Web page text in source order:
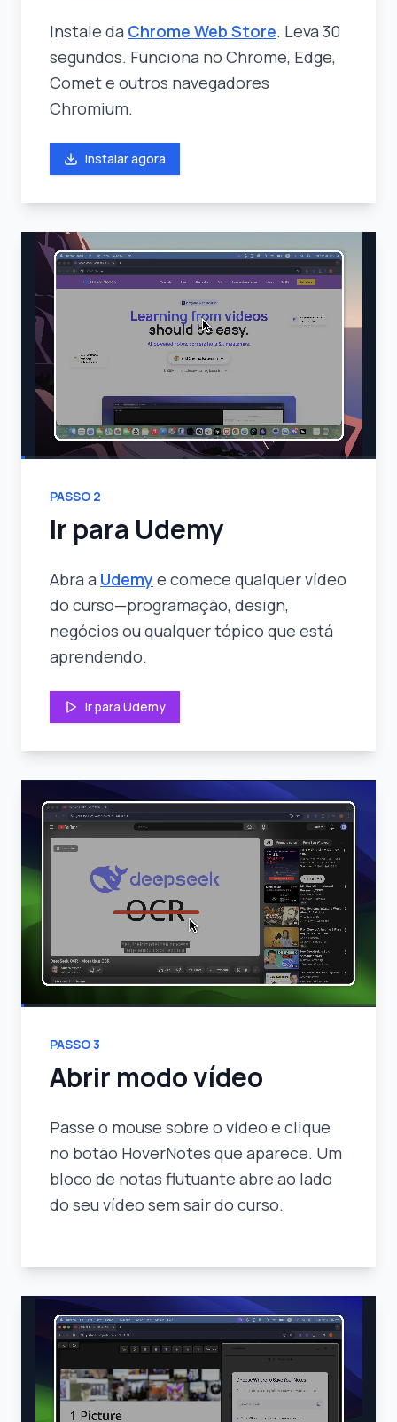
Instale da Chrome Web Store. Leva 30
segundos. Funciona no Chrome, Edge,
Comet e outros navegadores
Chromium.
Instalar agora
PASSO 2
Ir para Udemy
Abra a Udemy e comece qualquer vídeo
do curso—programação, design,
negócios ou qualquer tópico que está
aprendendo.
Ir para Udemy
PASSO3
Abrir modo vídeo
Passe o mouse sobre o vídeo e clique
no botão HoverNotes que aparece. Um
bloco de notas flutuante abre ao lado
do seu vídeo sem sair do curso.